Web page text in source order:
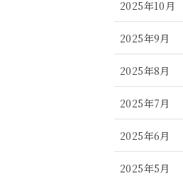
2025年10月
2025年9月
2025年8月
2025年7月
2025年6月
2025年5月